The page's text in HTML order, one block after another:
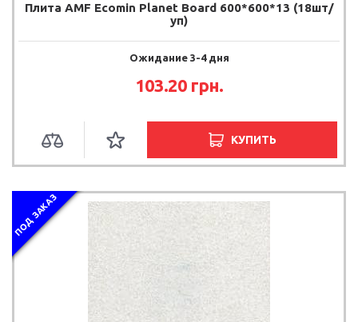
Плита AMF Ecomin Planet Board 600*600*13 (18шт/
уп)
Ожидание 3-4 дня
103.20 грн.
КУПИТЬ
ПОД ЗАКАЗ